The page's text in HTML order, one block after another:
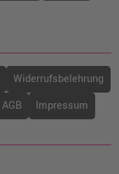
Widerrufsbelehrung
AGB Impressum